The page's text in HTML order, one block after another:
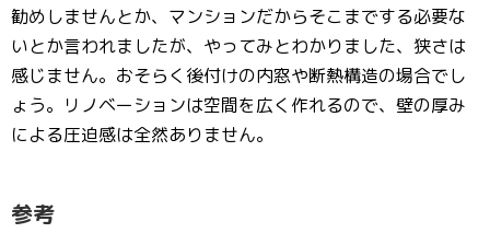
勧めしませんとか、マンションだからそこまでする必要な
いとか言われましたが、やってみとわかりました、狭さは
感じません。おそらく後付けの内窓や断熱構造の場合でし
ょう。リノベーションは空間を広く作れるので、壁の厚み
による圧迫感は全然ありません。
参考